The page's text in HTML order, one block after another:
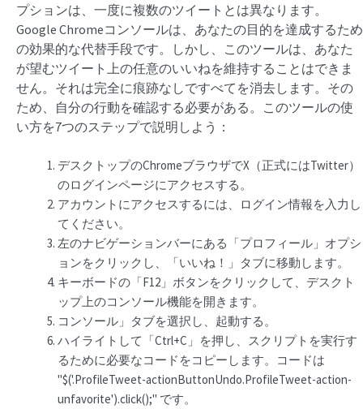
プションは、一度に複数のツイートとは異なります。
Google Chromeコンソールは、あなたの目的を達成するため
の効果的な代替手段です。しかし、このツールは、あなた
が望むツイート上の任意のいいねを維持することはできま
せん。それは完全に痕跡なしですべてを消去します。その
ため、自分の行動を確認する必要がある。このツールの使
い方を7つのステップで説明しよう：
デスクトップのChromeブラウザでX（正式にはTwitter）
のログインページにアクセスする。
アカウントにアクセスするには、ログイン情報を入力し
てください。
左のナビゲーションバーにある「プロフィール」オプシ
ョンをクリックし、「いいね！」タブに移動します。
キーボードの「F12」ボタンをクリックして、デスクト
ップ上のコンソール機能を開きます。
コンソール」タブを選択し、起動する。
ハイライトして「Ctrl+C」を押し、スクリプトを実行す
るために必要なコードをコピーします。コードは
"$('.ProfileTweet-actionButtonUndo.ProfileTweet-action-
unfavorite').click();" です。